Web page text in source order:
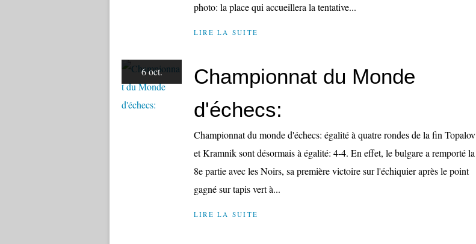
photo: la place qui accueillera la tentative...
LIRE LA SUITE
6 oct.
Championnat du Monde
d'échecs:
Championnat du monde d'échecs: égalité à quatre rondes de la fin Topalov
et Kramnik sont désormais à égalité: 4-4. En effet, le bulgare a remporté la
8e partie avec les Noirs, sa première victoire sur l'échiquier après le point
gagné sur tapis vert à...
LIRE LA SUITE